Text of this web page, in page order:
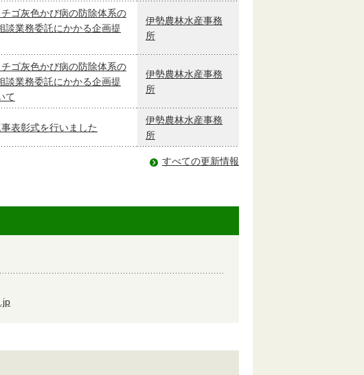
ゴ灰色かび病の防除体系の
談業務委託にかかる企画提
伊勢農林水産事務
所
ゴ灰色かび病の防除体系の
談業務委託にかかる企画提
て
伊勢農林水産事務
所
表彰式を行いました
伊勢農林水産事務
所
すべての更新情報